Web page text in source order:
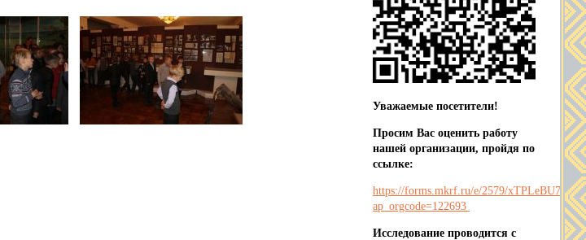
Уважаемые посетители!
Просим Вас оценить работу
нашей организации, пройдя по
ссылке:
https://forms.mkrf.ru/e/2579/xTPLeBU7/?
ap_orgcode=122693
Исследование проводится с